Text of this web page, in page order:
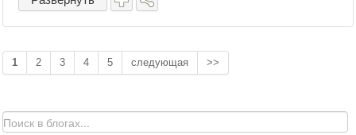
1 2 3 4 5 следующая >>